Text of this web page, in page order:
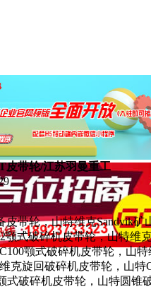
皮带轮/江苏羽曼重工
皮带轮，山特维克Sandvik矿
颚式破碎机皮带轮，山特维
颚式破碎机皮带轮，山
克旋回破碎机皮带轮，山特
式破碎机皮带轮，山特圆锥